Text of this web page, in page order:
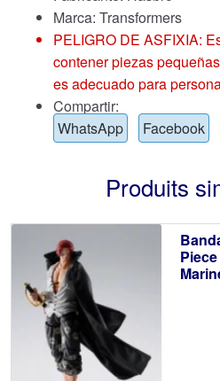
Marca: Transformers
PELIGRO DE ASFIXIA:
contener piezas
es adecuado para
Compartir:
WhatsApp
Facebook
Produits